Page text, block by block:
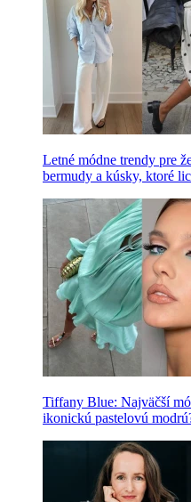
Letné módne trendy pre
bermudy a kúsky, ktoré
Tiffany Blue: Najväčší
ikonickú pastelovú